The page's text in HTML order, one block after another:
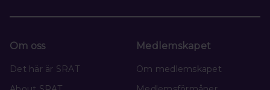
Om oss
Det här är SRAT
Medlemskapet
Om medlemskapet